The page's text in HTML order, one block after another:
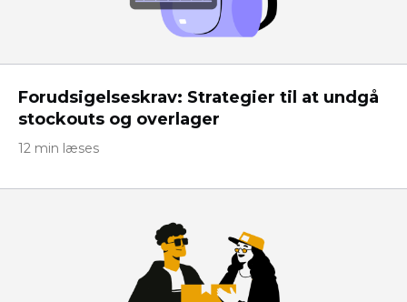
Forudsigelseskrav: Strategier til at undgå
stockouts og overlager
12 min læses